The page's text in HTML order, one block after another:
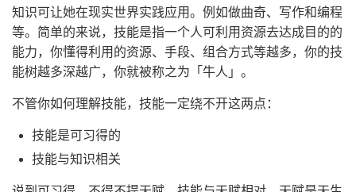
知识可让她在现实世界实践应用。例如做曲奇、写作和编程
等。简单的来说，技能是指一个人可利用资源去达成目的的
能力，你懂得利用的资源、手段、组合方式等越多，你的技
能树越多深越广，你就被称之为「牛人」。
不管你如何理解技能，技能一定绕不开这两点：
技能是可习得的
技能与知识相关